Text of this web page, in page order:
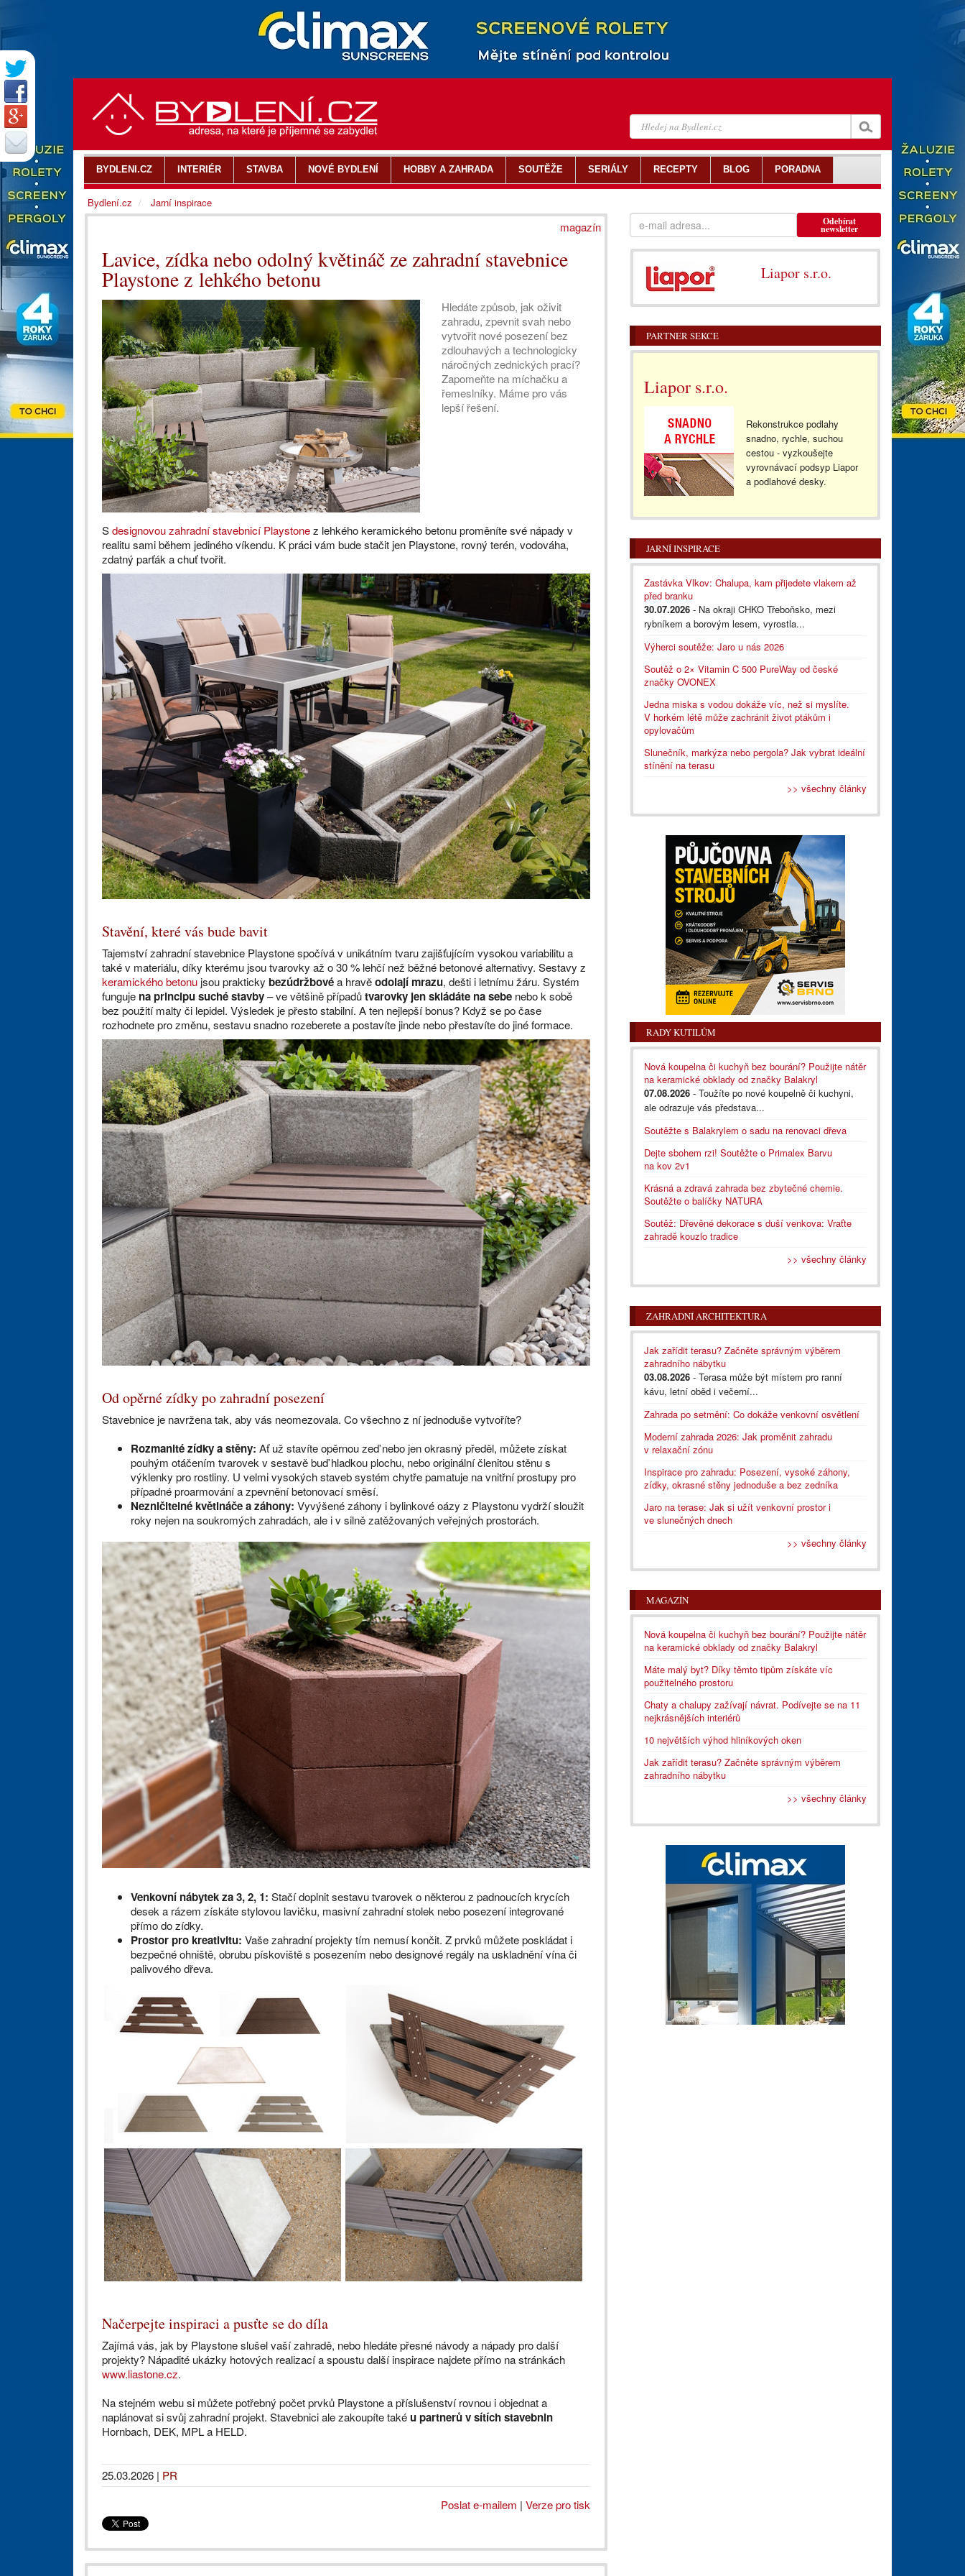
magazín
Lavice, zídka nebo odolný květináč ze zahradní stavebnice
Playstone z lehkého betonu
Hledáte způsob, jak oživit
zahradu, zpevnit svah nebo
vytvořit nové posezení bez
zdlouhavých a technologicky
náročných zednických prací?
Zapomeňte na míchačku a
řemeslníky. Máme pro vás
lepší řešení.
Sdesignovou zahradní stavebnicí Playstonez lehkého keramického betonu proměníte své nápady v
realitu sami během jediného víkendu. K práci vám bude stačit jen Playstone, rovný terén, vodováha,
zdatný parťák a chuť tvořit.
Stavění, které vás bude bavit
Tajemství zahradní stavebnice Playstone spočívá v unikátním tvaru zajišťujícím vysokou variabilitu a
také v materiálu, díky kterému jsou tvarovky až o 30 % lehčí než běžné betonové alternativy. Sestavy z
keramického betonu jsou prakticky bezúdržbovéa hravěodolají mrazu, dešti i letnímu žáru. Systém
funguje na principu suché stavby– ve většině případůtvarovky jen skládáte na sebe nebo k sobě
bez použití malty či lepidel. Výsledek je přesto stabilní. A ten nejlepší bonus? Když se po čase
rozhodnete pro změnu, sestavu snadno rozeberete a postavíte jinde nebo přestavíte do jiné formace.
Od opěrné zídky po zahradní posezení
Stavebnice je navržena tak, aby vás neomezovala. Co všechno z ní jednoduše vytvoříte?
Rozmanité zídky a stěny: Ať už stavíte opěrnou zeď nebo jen okrasný předěl, můžete získat
pouhým otáčením tvarovek v sestavě buď hladkou plochu, nebo originální členitou stěnu s
výklenky pro rostliny. U velmi vysokých staveb systém chytře pamatuje na vnitřní prostupy pro
případné proarmování a zpevnění betonovací směsí.
Nezničitelné květináče a záhony: Vyvýšené záhony i bylinkové oázy z Playstonu vydrží sloužit
roky nejen na soukromých zahradách, ale i v silně zatěžovaných veřejných prostorách.
Venkovní nábytek za 3, 2, 1: Stačí doplnit sestavu tvarovek o některou z padnoucích krycích
desek a rázem získáte stylovou lavičku, masivní zahradní stolek nebo posezení integrované
přímo do zídky.
Prostor pro kreativitu: Vaše zahradní projekty tím nemusí končit. Z prvků můžete poskládat i
bezpečné ohniště, obrubu pískoviště s posezením nebo designové regály na uskladnění vína či
palivového dřeva.
Načerpejte inspiraci a pusťte se do díla
Zajímá vás, jak by Playstone slušel vaší zahradě, nebo hledáte přesné návody a nápady pro další
projekty? Nápadité ukázky hotových realizací a spoustu další inspirace najdete přímo na stránkách
www.liastone.cz.
Na stejném webu si můžete potřebný počet prvků Playstone a příslušenství rovnou i objednat a
naplánovat si svůj zahradní projekt. Stavebnici ale zakoupíte takéu partnerů v sítích stavebnin
Hornbach, DEK, MPL a HELD.
25.03.2026 | PR
Poslat e-mailem | Verze pro tisk
Odebírat
newsletter
Liapor s.r.o.
PARTNER SEKCE
Liapor s.r.o.
Rekonstrukce podlahy
snadno, rychle, suchou
cestou - vyzkoušejte
vyrovnávací podsyp Liapor
a podlahové desky.
JARNÍ INSPIRACE
Zastávka Vlkov: Chalupa, kam přijedete vlakem až
před branku
30.07.2026 - Na okraji CHKO Třeboňsko, mezi
rybníkem a borovým lesem, vyrostla...
Výherci soutěže: Jaro u nás 2026
Soutěž o 2× Vitamin C 500 PureWay od české
značky OVONEX
Jedna miska s vodou dokáže víc, než si myslíte.
V horkém létě může zachránit život ptákům i
opylovačům
Slunečník, markýza nebo pergola? Jak vybrat ideální
stínění na terasu
>> všechny články
RADY KUTILŮM
Nová koupelna či kuchyň bez bourání? Použijte nátěr
na keramické obklady od značky Balakryl
07.08.2026 - Toužíte po nové koupelně či kuchyni,
ale odrazuje vás představa...
Soutěžte s Balakrylem o sadu na renovaci dřeva
Dejte sbohem rzi! Soutěžte o Primalex Barvu
na kov 2v1
Krásná a zdravá zahrada bez zbytečné chemie.
Soutěžte o balíčky NATURA
Soutěž: Dřevěné dekorace s duší venkova: Vraťte
zahradě kouzlo tradice
>> všechny články
ZAHRADNÍ ARCHITEKTURA
Jak zařídit terasu? Začněte správným výběrem
zahradního nábytku
03.08.2026 - Terasa může být místem pro ranní
kávu, letní oběd i večerní...
Zahrada po setmění: Co dokáže venkovní osvětlení
Moderní zahrada 2026: Jak proměnit zahradu
v relaxační zónu
Inspirace pro zahradu: Posezení, vysoké záhony,
zídky, okrasné stěny jednoduše a bez zedníka
Jaro na terase: Jak si užít venkovní prostor i
ve slunečných dnech
>> všechny články
MAGAZÍN
Nová koupelna či kuchyň bez bourání? Použijte nátěr
na keramické obklady od značky Balakryl
Máte malý byt? Díky těmto tipům získáte víc
použitelného prostoru
Chaty a chalupy zažívají návrat. Podívejte se na 11
nejkrásnějších interiérů
10 největších výhod hliníkových oken
Jak zařídit terasu? Začněte správným výběrem
zahradního nábytku
>> všechny články
BYDLENI.CZ INTERIÉR STAVBA NOVÉ BYDLENÍ HOBBY A ZAHRADA SOUTĚŽE SERIÁLY RECEPTY BLOG PORADNA
Bydlení.cz Jarní inspirace